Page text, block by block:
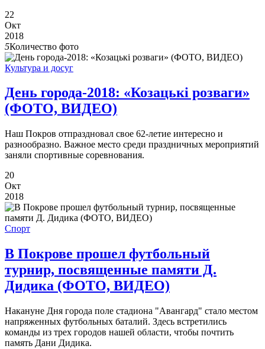
22
Окт
2018
5Количество фото
Культура и досуг
День города-2018: «Козацькі розваги»
(ФОТО, ВИДЕО)
Наш Покров отпраздновал свое 62-летие интересно и
разнообразно. Важное место среди праздничных мероприятий
заняли спортивные соревнования.
20
Окт
2018
Спорт
В Покрове прошел футбольный
турнир, посвященные памяти Д.
Дидика (ФОТО, ВИДЕО)
Накануне Дня города поле стадиона "Авангард" стало местом
напряженных футбольных баталий. Здесь встретились
команды из трех городов нашей области, чтобы почтить
память Дани Дидика.